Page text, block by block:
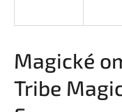
Magické
Tribe
í
t
?